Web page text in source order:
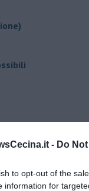
- Do
to opt-out of the
information for